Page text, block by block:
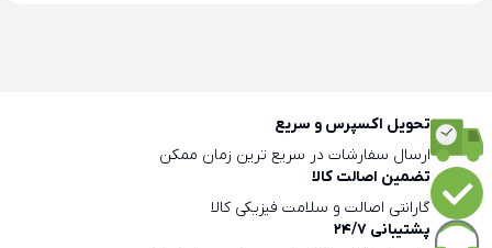
تحویل اکسپرس و سریع
ارسال سفارشات در سریع ترین زمان ممکن
تضمین اصالت کالا
گارانتی اصالت و سلامت فیزیکی کالا
پشتیبانی 24/7